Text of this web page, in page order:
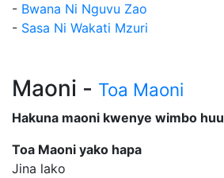
- Bwana Ni Nguvu Zao
- Sasa Ni Wakati Mzuri
Maoni - Toa Maoni
Hakuna maoni kwenye wimbo huu
Toa Maoni yako hapa
Jina lako